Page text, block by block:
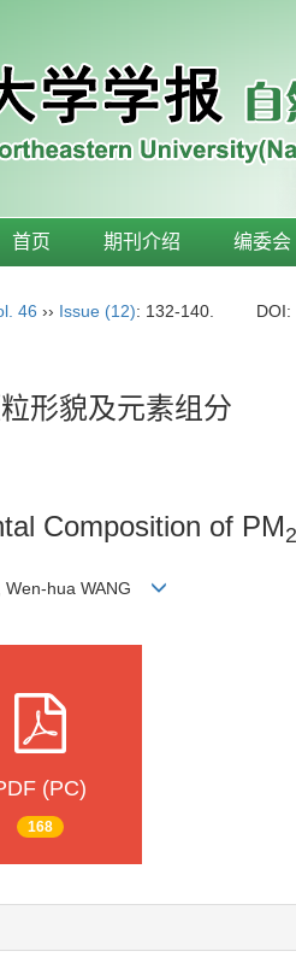
首页 期刊介绍 编委会
46 ›› Issue (12): 132-140. DOI:
形貌及元素组分
Composition of PM
Wen-hua WANG
(PC)
168